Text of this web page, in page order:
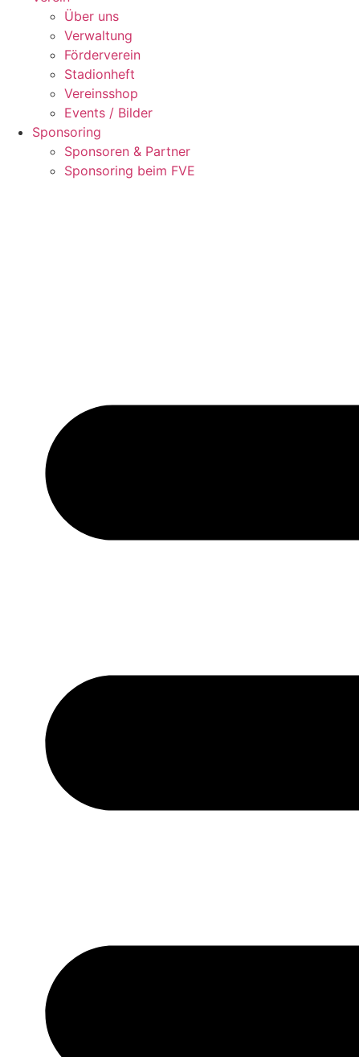
Über uns
Verwaltung
Förderverein
Stadionheft
Vereinsshop
Events / Bilder
Sponsoring
Sponsoren & Partner
Sponsoring beim FVE